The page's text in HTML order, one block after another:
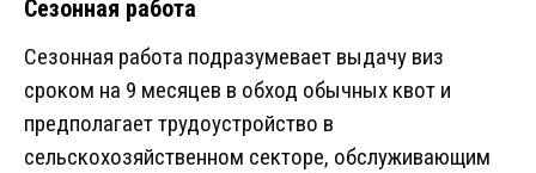
Сезонная работа
Сезонная работа подразумевает выдачу виз
сроком на 9 месяцев в обход обычных квот и
предполагает трудоустройство в
сельскохозяйственном секторе, обслуживающим